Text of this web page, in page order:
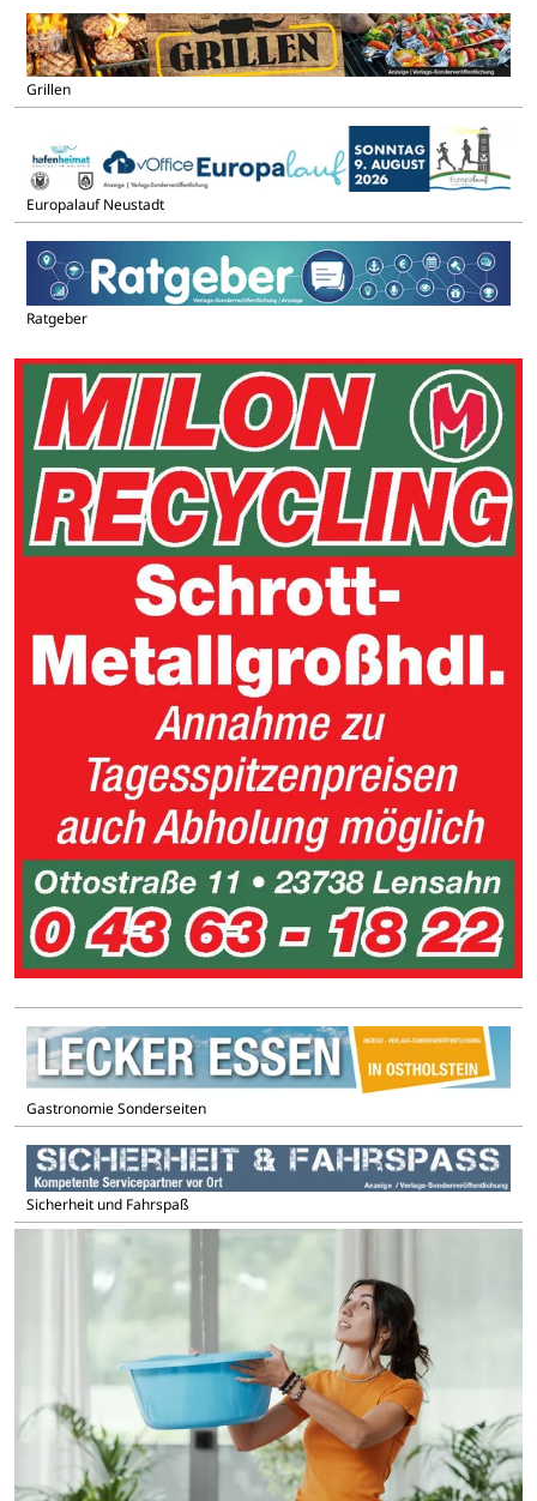
Grillen
Europalauf Neustadt
Ratgeber
Gastronomie Sonderseiten
Sicherheit und Fahrspaß